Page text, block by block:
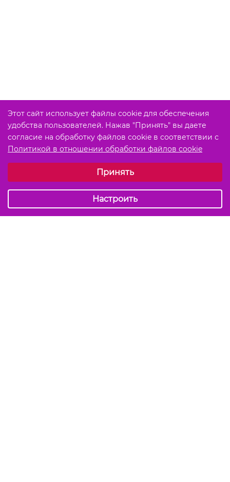
Этот сайт использует файлы cookie для обеспечения
удобства пользователей. Нажав "Принять" вы даете
согласие на обработку файлов cookie в соответствии с
Политикой в отношении обработки файлов cookie
Обязательные (технические)Принять
Настроить